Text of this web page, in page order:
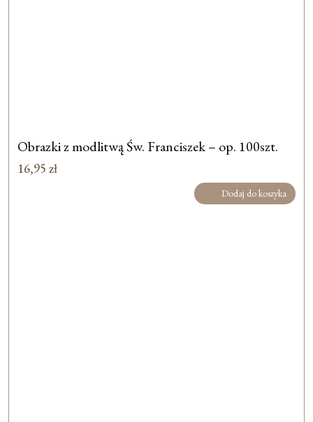
Obrazki z modlitwą Św. Franciszek – op. 100szt.
16,95 zł
Dodaj do koszyka